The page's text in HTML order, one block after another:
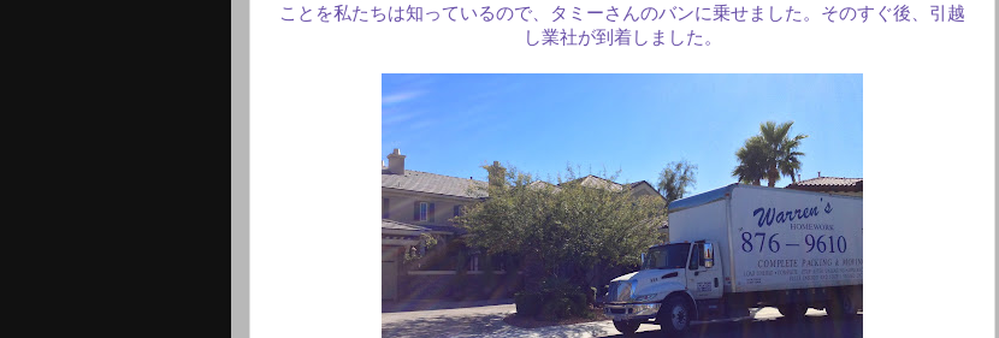
ことを私たちは知っているので、タミーさんのバンに乗せました。そのすぐ後、引越
し業社が到着しました。